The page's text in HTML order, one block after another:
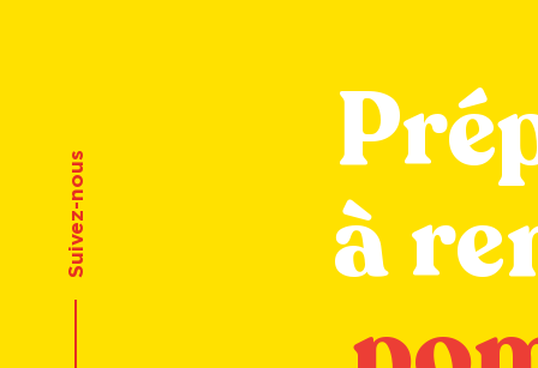
à
Suivez-nous